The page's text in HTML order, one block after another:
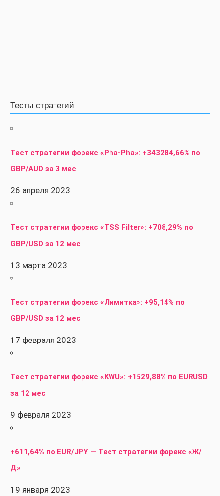
Тесты стратегий
Тест стратегии форекс «Pha-Pha»: +343284,66% по
GBP/AUD за 3 мес
26 апреля 2023
Тест стратегии форекс «TSS Filter»: +708,29% по
GBP/USD за 12 мес
13 марта 2023
Тест стратегии форекс «Лимитка»: +95,14% по
GBP/USD за 12 мес
17 февраля 2023
Тест стратегии форекс «KWU»: +1529,88% по EURUSD
за 12 мес
9 февраля 2023
+611,64% по EUR/JPY — Тест стратегии форекс «Ж/
Д»
19 января 2023